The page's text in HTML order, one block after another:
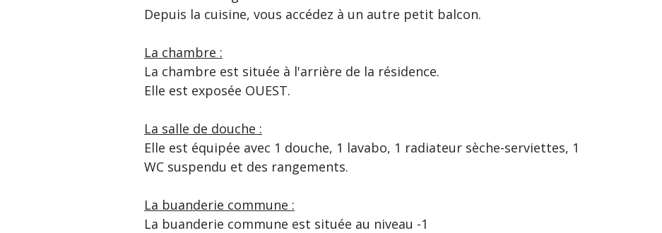
Depuis la cuisine, vous accédez à un autre petit balcon.
La chambre :
La chambre est située à l'arrière de la résidence.
Elle est exposée OUEST.
La salle de douche :
Elle est équipée avec 1 douche, 1 lavabo, 1 radiateur sèche-serviettes, 1
WC suspendu et des rangements.
La buanderie commune :
La buanderie commune est située au niveau -1